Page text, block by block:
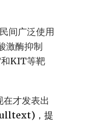
间广泛使用
激酶抑制
和KIT等靶
才发表出
，提